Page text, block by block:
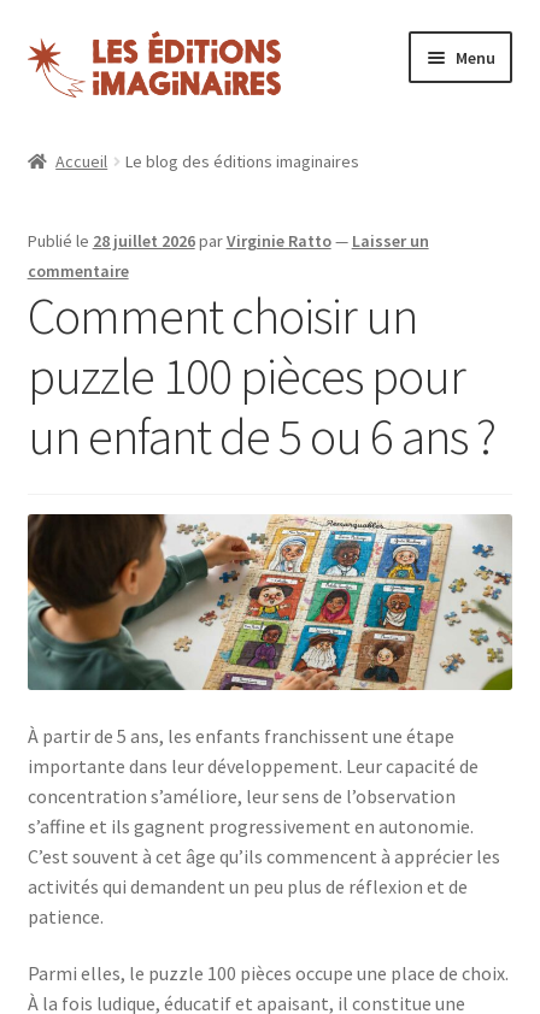
Aller
à
Aller
au
contenu
Menu
Nos magazines
Espace revendeurs
Mon compte
Accueil Le blog des éditions imaginaires
Publié le 28 juillet 2026parVirginie Ratto— Laisser un
commentaire
Comment choisir un
puzzle 100 pièces pour
un enfant de 5 ou 6 ans ?
À partir de 5 ans, les enfants franchissent une étape
importante dans leur développement. Leur capacité de
concentration s’améliore, leur sens de l’observation
s’affine et ils gagnent progressivement en autonomie.
C’est souvent à cet âge qu’ils commencent à apprécier les
activités qui demandent un peu plus de réflexion et de
patience.
Parmi elles, le puzzle 100 pièces occupe une place de choix.
À la fois ludique, éducatif et apaisant, il constitue une